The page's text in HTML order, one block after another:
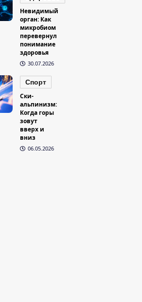
Невидимый
орган: Как
микробиом
перевернул
понимание
здоровья
30.07.2026
Спорт
Ски-
альпинизм:
Когда горы
зовут
вверх и
вниз
06.05.2026